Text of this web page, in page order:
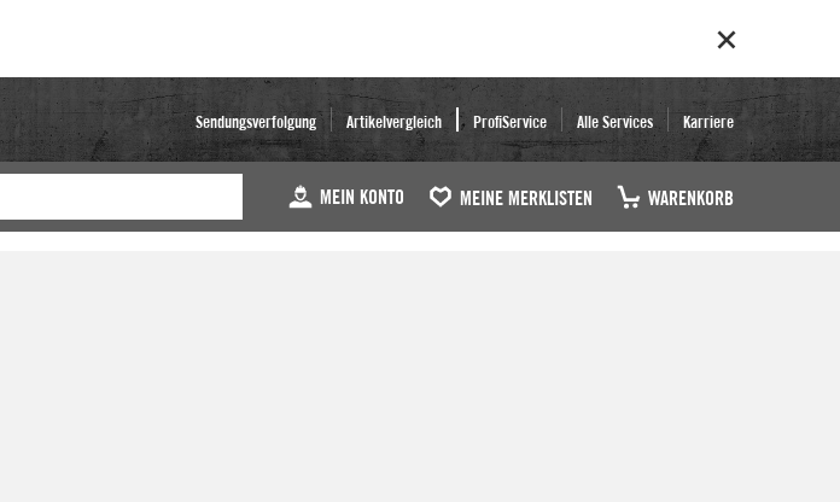
Sendungsverfolgung Artikelvergleich ProfiService Alle Services Karriere
MEIN KONTO MEINE MERKLISTEN WARENKORB